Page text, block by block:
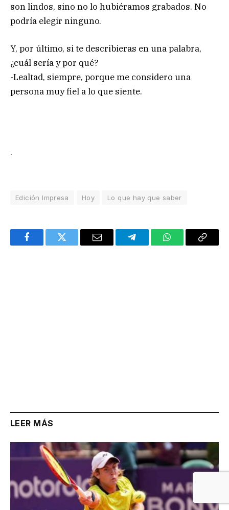
son lindos, sino no lo hubiéramos grabados. No
podría elegir ninguno.
Y, por último, si te describieras en una palabra,
¿cuál sería y por qué?
-Lealtad, siempre, porque me considero una
persona muy fiel a lo que siente.
.
Edición Impresa Hoy Lo que hay que saber
FacebookTwitter Email TelegramWhatsAppCopy
LEER MÁS